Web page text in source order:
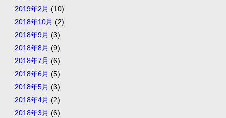
2019年2月 (10)
2018年10月 (2)
2018年9月 (3)
2018年8月 (9)
2018年7月 (6)
2018年6月 (5)
2018年5月 (3)
2018年4月 (2)
2018年3月 (6)